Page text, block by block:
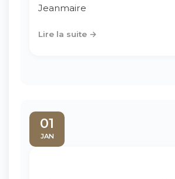
Jeanmaire
Lire la suite →
01
JAN